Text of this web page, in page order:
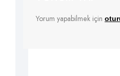
Yorum yapabilmek için